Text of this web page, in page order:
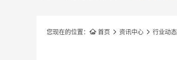
您现在的位置：  首页  资讯中心  行业动态